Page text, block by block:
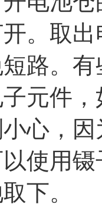
。取
路。
元件
心，
使用
下。